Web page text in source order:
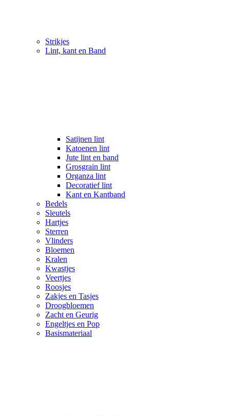
Strikjes
Lint, kant en Band
Satijnen lint
Katoenen lint
Jute lint en band
Grosgrain lint
Organza lint
Decoratief lint
Kant en Kantband
Bedels
Sleutels
Hartjes
Sterren
Vlinders
Bloemen
Kralen
Kwastjes
Veertjes
Roosjes
Zakjes en Tasjes
Droogbloemen
Zacht en Geurig
Engeltjes en Pop
Basismateriaal